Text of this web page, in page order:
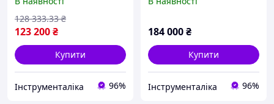
TLTW-235SBA-380 Launch
123 200₴
128 333.33 ₴
Купити
Інструменталіка 96%
184 000₴
Купити
Інструменталіка 96%